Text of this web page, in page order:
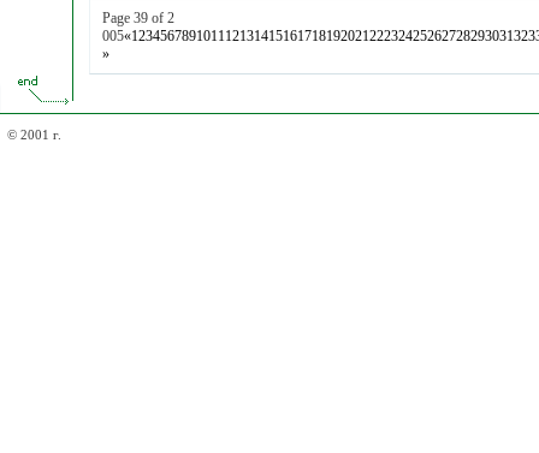
Page 39 of 2
005«1234567891011121314151617181920212223242526272829303132
»
© 2001 г.